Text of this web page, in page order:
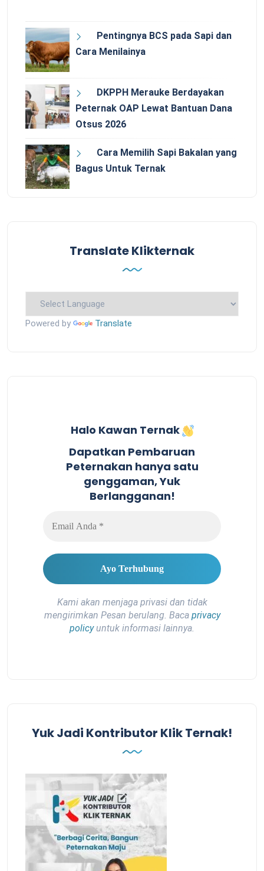
Pentingnya BCS pada Sapi dan
Cara Menilainya
DKPPH Merauke Berdayakan
Peternak OAP Lewat Bantuan Dana
Otsus 2026
Cara Memilih Sapi Bakalan yang
Bagus Untuk Ternak
Translate Klikternak
Powered by Translate
Halo Kawan Ternak
Dapatkan Pembaruan
Peternakan hanya satu
genggaman, Yuk
Berlangganan!
Kami akan menjaga privasi dan tidak
mengirimkan Pesan berulang. Baca privacy
policyuntuk informasi lainnya.
Yuk Jadi Kontributor Klik Ternak!